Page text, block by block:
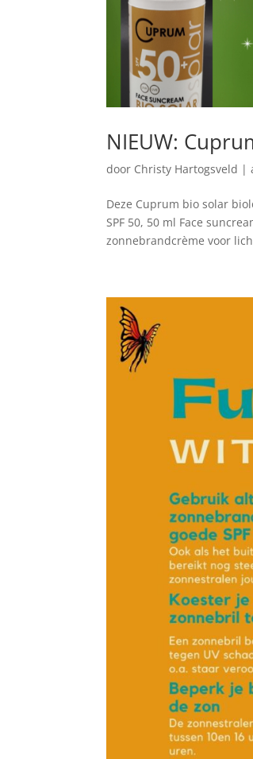
NIEUW:
door Christy Hartogsveld |
Deze Cuprum bio solar
SPF 50, 50 ml Face
zonnebrandcrème voor